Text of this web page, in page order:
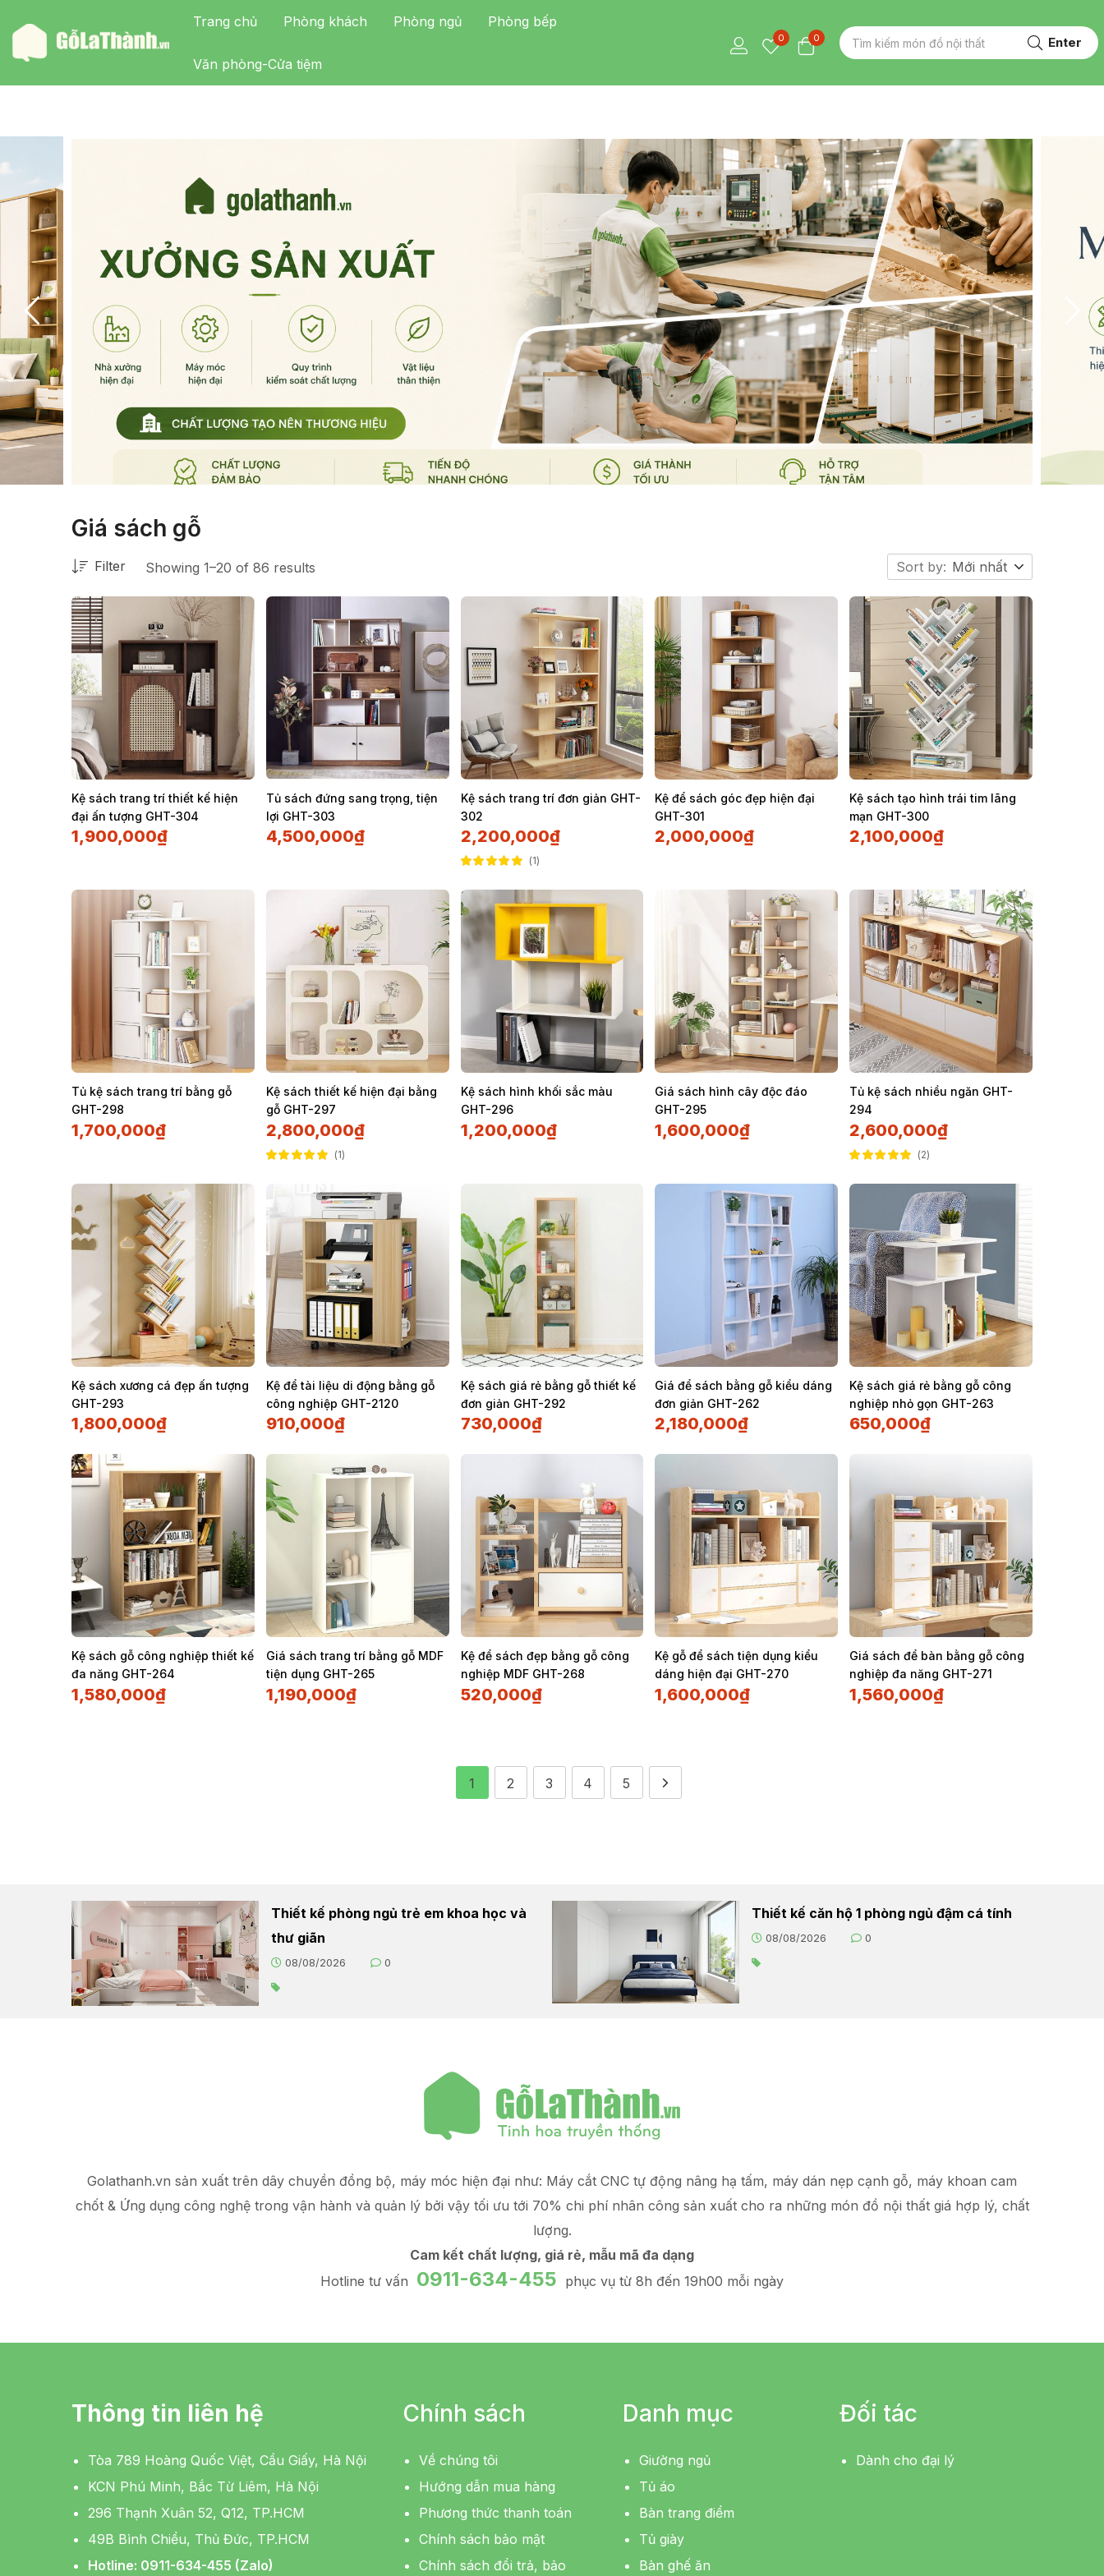
Trang chủ Phòng khách Phòng ngủ Phòng bếp
Văn phòng-Cửa tiệm
0 0 Enter
Giá sách gỗ
Showing 1–20 of 86 results
Filter Sort by: Mới nhất
Kệ sách trang trí thiết kế hiện
đại ấn tượng GHT-304
1,900,000₫
Tủ sách đứng sang trọng, tiện
lợi GHT-303
4,500,000₫
Kệ sách trang trí đơn giản GHT-
302
2,200,000₫
1
Kệ để sách góc đẹp hiện đại
GHT-301
2,000,000₫
Kệ sách tạo hình trái tim lãng
mạn GHT-300
2,100,000₫
Tủ kệ sách trang trí bằng gỗ
GHT-298
1,700,000₫
Kệ sách thiết kế hiện đại bằng
gỗ GHT-297
2,800,000₫
1
Kệ sách hình khối sắc màu
GHT-296
1,200,000₫
Giá sách hình cây độc đáo
GHT-295
1,600,000₫
Tủ kệ sách nhiều ngăn GHT-
294
2,600,000₫
2
Kệ sách xương cá đẹp ấn tượng
GHT-293
1,800,000₫
Kệ để tài liệu di động bằng gỗ
công nghiệp GHT-2120
910,000₫
Kệ sách giá rẻ bằng gỗ thiết kế
đơn giản GHT-292
730,000₫
Giá để sách bằng gỗ kiểu dáng
đơn giản GHT-262
2,180,000₫
Kệ sách giá rẻ bằng gỗ công
nghiệp nhỏ gọn GHT-263
650,000₫
Kệ sách gỗ công nghiệp thiết kế
đa năng GHT-264
1,580,000₫
Giá sách trang trí bằng gỗ MDF
tiện dụng GHT-265
1,190,000₫
Kệ để sách đẹp bằng gỗ công
nghiệp MDF GHT-268
520,000₫
Kệ gỗ để sách tiện dụng kiểu
dáng hiện đại GHT-270
1,600,000₫
Giá sách để bàn bằng gỗ công
nghiệp đa năng GHT-271
1,560,000₫
1 2 3 4 5
Thiết kế phòng ngủ trẻ em khoa học và
thư giãn
08/08/2026 0
Thiết kế căn hộ 1 phòng ngủ đậm cá tính
08/08/2026 0
Golathanh.vn sản xuất trên dây chuyền đồng bộ, máy móc hiện đại như: Máy cắt CNC tự động nâng hạ tấm, máy dán nẹp cạnh gỗ, máy khoan cam
chốt & Ứng dụng công nghệ trong vận hành và quản lý bởi vậy tối ưu tới 70% chi phí nhân công sản xuấtcho ra những món đồ nội thất giá hợp lý, chất
lượng.
Cam kết chất lượng, giá rẻ, mẫu mã đa dạng
Hotline tư vấn 0911-634-455 phục vụ từ 8h đến 19h00 mỗi ngày
Thông tin liên hệ
Tòa 789 Hoàng Quốc Việt, Cầu Giấy, Hà Nội
KCN Phú Minh, Bắc Từ Liêm, Hà Nội
296 Thạnh Xuân 52, Q12, TP.HCM
49B Bình Chiểu, Thủ Đức, TP.HCM
Hotline: 0911-634-455 (Zalo)
Chính sách
Về chúng tôi
Hướng dẫn mua hàng
Phương thức thanh toán
Chính sách bảo mật
Chính sách đổi trả, bảo
Danh mục
Giường ngủ
Tủ áo
Bàn trang điểm
Tủ giày
Bàn ghế ăn
Đối tác
Dành cho đại lý